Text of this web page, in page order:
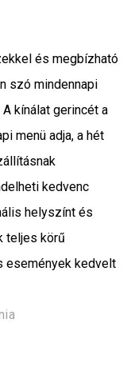
és megbízható
szó mindennapi
kínálat gerincét a
menü adja, a hét
kedvenc
helyszínt és
teljes körű
események kedvelt